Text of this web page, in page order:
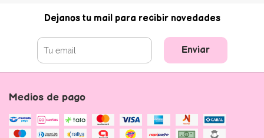
Dejanos tu mail para recibir novedades
Enviar
Medios de pago